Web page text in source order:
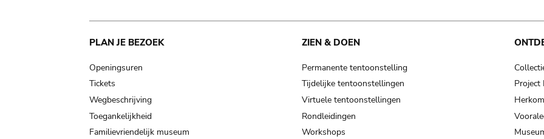
Main
navigation
PLAN JE BEZOEK
Openingsuren
Tickets
Wegbeschrijving
Toegankelijkheid
Familievriendelijk museum
ZIEN & DOEN
Permanente tentoonstelling
Tijdelijke tentoonstellingen
Virtuele tentoonstellingen
Rondleidingen
Workshops
Project